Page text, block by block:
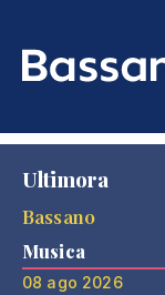
Ultimora
Bassano
Musica
08 ago 2026